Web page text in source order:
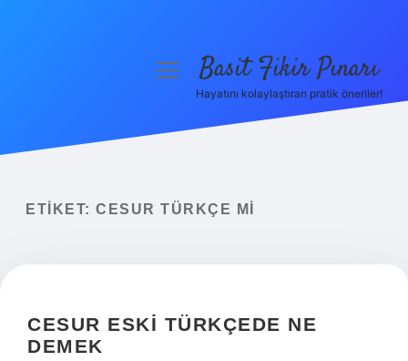
Yasal Uyarı
menüyüBasit Fikir Pınarı
Hayatını kolaylaştıran pratik öneriler!
ETIKET: CESUR TÜRKÇE MI
CESUR ESKI TÜRKÇEDE NE
DEMEK